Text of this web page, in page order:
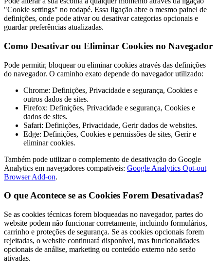
"Cookie settings" no rodapé. Essa ligação abre o mesmo painel de
definições, onde pode ativar ou desativar categorias opcionais e
guardar preferências atualizadas.
Como Desativar ou Eliminar Cookies no Navegador
Pode permitir, bloquear ou eliminar cookies através das definições
do navegador. O caminho exato depende do navegador utilizado:
Chrome: Definições, Privacidade e segurança, Cookies e
outros dados de sites.
Firefox: Definições, Privacidade e segurança, Cookies e
dados de sites.
Safari: Definições, Privacidade, Gerir dados de websites.
Edge: Definições, Cookies e permissões de sites, Gerir e
eliminar cookies.
Também pode utilizar o complemento de desativação do Google
Analytics em navegadores compatíveis: Google Analytics Opt-out
Browser Add-on.
O que Acontece se as Cookies Forem Desativadas?
Se as cookies técnicas forem bloqueadas no navegador, partes do
website podem não funcionar corretamente, incluindo formulários,
carrinho e proteções de segurança. Se as cookies opcionais forem
rejeitadas, o website continuará disponível, mas funcionalidades
opcionais de análise, marketing ou conteúdo externo não serão
ativadas.